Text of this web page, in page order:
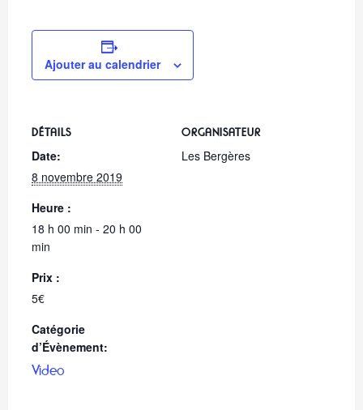
Ajouter au calendrier
DÉTAILS
Date:
8 novembre 2019
Heure :
18 h 00 min - 20 h 00
min
Prix :
5€
Catégorie
d’Évènement:
Video
ORGANISATEUR
Les Bergères